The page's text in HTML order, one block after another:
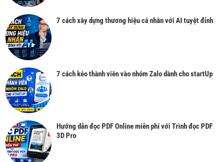
7 cách xây dựng thương hiệu cá nhân với AI tuyệt đỉnh
7 cách kéo thành viên vào nhóm Zalo dành cho startUp
Hướng dẫn đọc PDF Online miễn phí với Trình đọc PDF
3D Pro